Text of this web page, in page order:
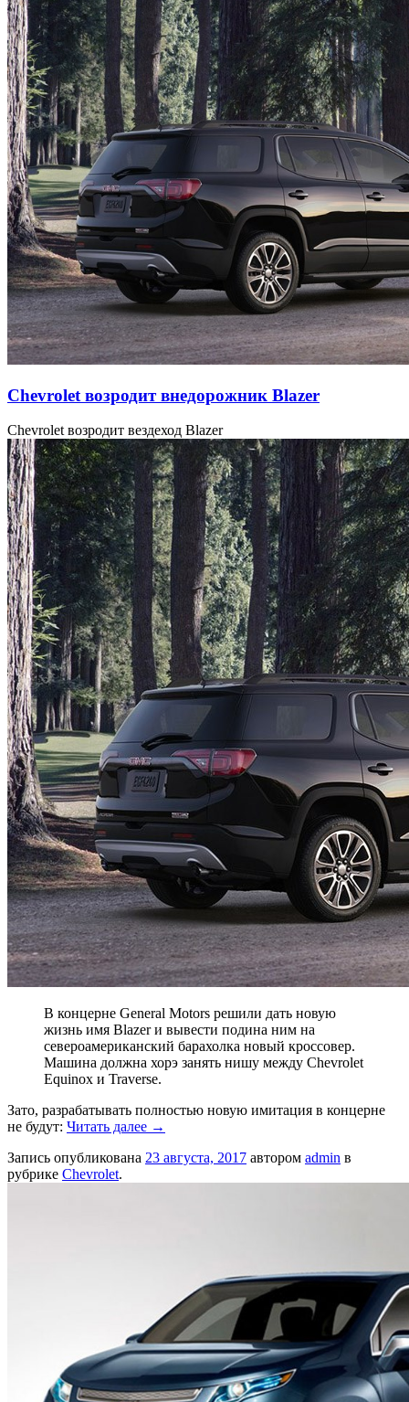
Chevrolet возродит внедорожник Blazer
Chevrolet возродит вездеход Blazer
В концерне General Motors решили дать новую
жизнь имя Blazer и вывести подина ним на
североамериканский барахолка новый кроссовер.
Машина должна хорэ занять нишу между Chevrolet
Equinox и Traverse.
Зато, разрабатывать полностью новую имитация в концерне
не будут: Читать далее →
Запись опубликована 23 августа, 2017 автором admin в
рубрике Chevrolet.